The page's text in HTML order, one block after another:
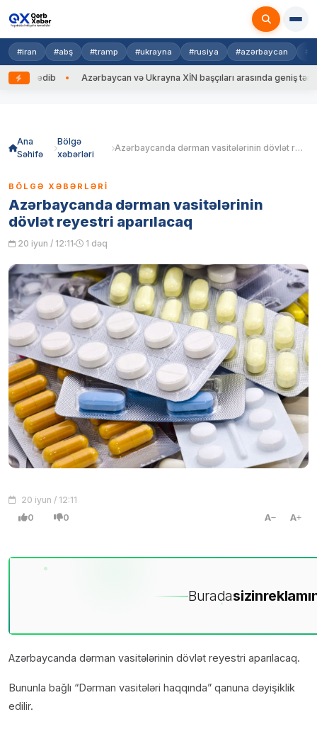
#iran #abş #tramp #ukrayna #rusiya #azərbaycan
edib Azərbaycan və Ukrayna XİN başçıları arasında geniş tərkibdə
Ana
Səhifə
Bölgə
xəbərləri
Azərbaycanda dərman vasitələrinin dövlət reyestri aparılacaq
BÖLGƏ XƏBƏRLƏRI
Azərbaycanda dərman vasitələrinin
dövlət reyestri aparılacaq
20 iyun / 12:11 1 dəq
20 iyun / 12:11
0 0 A A
Buradasizin
Azərbaycanda dərman vasitələrinin dövlət reyestri aparılacaq.
Bununla bağlı “Dərman vasitələri haqqında” qanuna dəyişiklik
edilir.